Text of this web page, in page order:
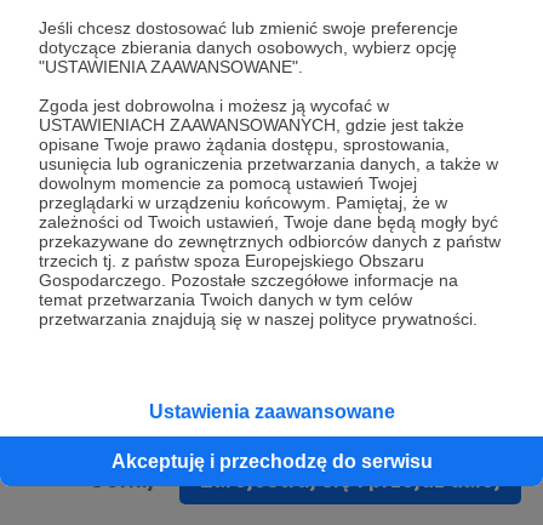
Jeśli chcesz dostosować lub zmienić swoje preferencje
dotyczące zbierania danych osobowych, wybierz opcję
"USTAWIENIA ZAAWANSOWANE".
Zgoda jest dobrowolna i możesz ją wycofać w
USTAWIENIACH ZAAWANSOWANYCH, gdzie jest także
opisane Twoje prawo żądania dostępu, sprostowania,
usunięcia lub ograniczenia przetwarzania danych, a także w
dowolnym momencie za pomocą ustawień Twojej
przeglądarki w urządzeniu końcowym. Pamiętaj, że w
zależności od Twoich ustawień, Twoje dane będą mogły być
przekazywane do zewnętrznych odbiorców danych z państw
trzecich tj. z państw spoza Europejskiego Obszaru
Gospodarczego. Pozostałe szczegółowe informacje na
temat przetwarzania Twoich danych w tym celów
przetwarzania znajdują się w naszej polityce prywatności.
Ustawienia zaawansowane
Akceptuję i przechodzę do serwisu
* Zapoznałem się i akceptujęRegulaminserwisu oraz
* Wyrażam zgodę na przetwarzanie moich danych
osobowych podanych w formularzu rejestracyjnym w celu
prawidłowego świadczenia usług serwisu Patronite.
Wyrażam zgodę na otrzymywanie drogą elektroniczną
informacji handlowych - newslettera. Opcja ta może zostać
zmieniona w ustawieniach konta.
Zarejestruj się i przejdź dalej